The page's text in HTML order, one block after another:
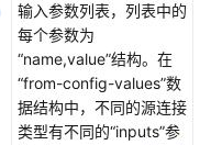
输入参数列表，列表中的
每个参数为
“name,value”结构。在
“from-config-values”数
据结构中，不同的源连接
类型有不同的“inputs”参